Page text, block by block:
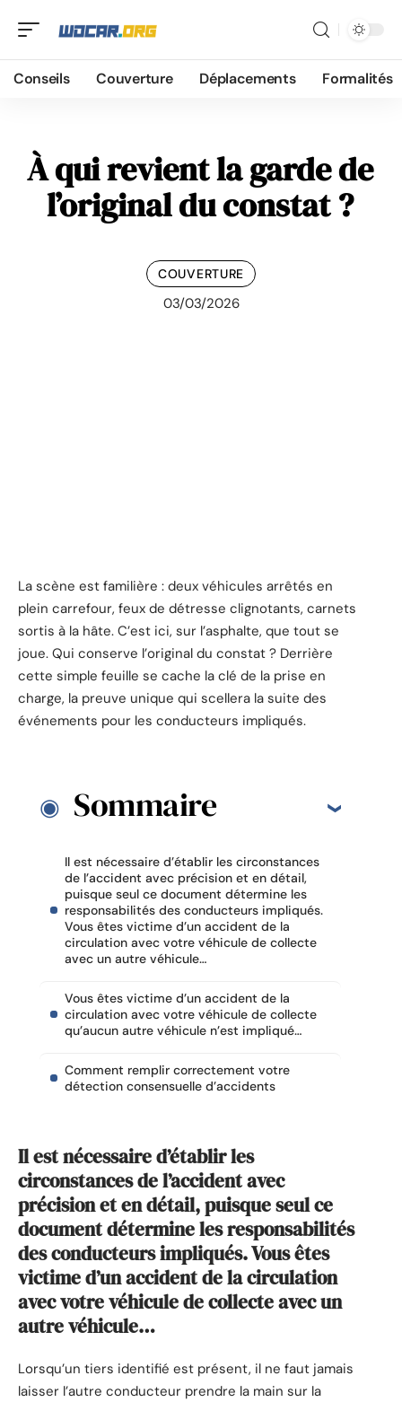
Conseils Couverture Déplacements Formalités
À qui revient la garde de
l’original du constat ?
COUVERTURE
03/03/2026
La scène est familière : deux véhicules arrêtés en
plein carrefour, feux de détresse clignotants, carnets
sortis à la hâte. C’est ici, sur l’asphalte, que tout se
joue. Qui conserve l’original du constat ? Derrière
cette simple feuille se cache la clé de la prise en
charge, la preuve unique qui scellera la suite des
événements pour les conducteurs impliqués.
Sommaire
Il est nécessaire d’établir les circonstances
de l’accident avec précision et en détail,
puisque seul ce document détermine les
responsabilités des conducteurs impliqués.
Vous êtes victime d’un accident de la
circulation avec votre véhicule de collecte
avec un autre véhicule…
Vous êtes victime d’un accident de la
circulation avec votre véhicule de collecte
qu’aucun autre véhicule n’est impliqué…
Comment remplir correctement votre
détection consensuelle d’accidents
Il est nécessaire d’établir les
circonstances de l’accident avec
précision et en détail, puisque seul ce
document détermine les responsabilités
des conducteurs impliqués. Vous êtes
victime d’un accident de la circulation
avec votre véhicule de collecte avec un
autre véhicule…
Lorsqu’un tiers identifié est présent, il ne faut jamais
laisser l’autre conducteur prendre la main sur la